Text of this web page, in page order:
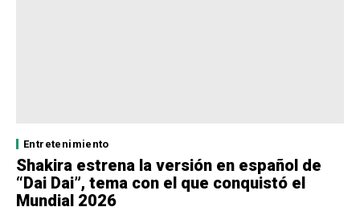
Entretenimiento
Shakira estrena la versión en español de
“Dai Dai”, tema con el que conquistó el
Mundial 2026